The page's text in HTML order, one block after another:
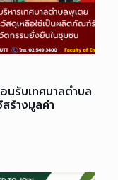
รับเทศบาลตำบล
ร้างมูลค่า